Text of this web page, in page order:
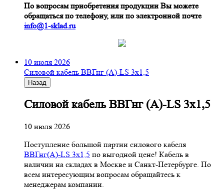
По вопросам приобретения продукции Вы можете
обращаться по телефону, или по электронной почте
info@1-sklad.ru
10 июля 2026
Cиловой кабель ВВГнг (A)-LS 3х1,5
Назад
Cиловой кабель ВВГнг (A)-LS 3х1,5
10 июля 2026
Поступление большой партии силового кабеля
ВВГнг(A)-LS 3х1,5 по выгодной цене! Кабель в
наличии на складах в Москве и Санкт-Петербурге. По
всем интересующим вопросам обращайтесь к
менеджерам компании.